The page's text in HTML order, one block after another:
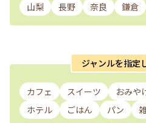
山梨
長野 奈良 鎌倉
ジャンルを指定
カフェ スイーツ おみや
ホテル
ごはん パン